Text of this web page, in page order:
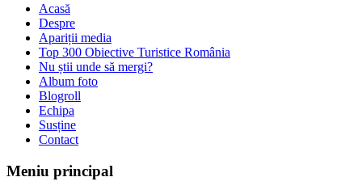
Acasă
Despre
Apariții media
Top 300 Obiective Turistice România
Nu știi unde să mergi?
Album foto
Blogroll
Echipa
Susține
Contact
Meniu principal